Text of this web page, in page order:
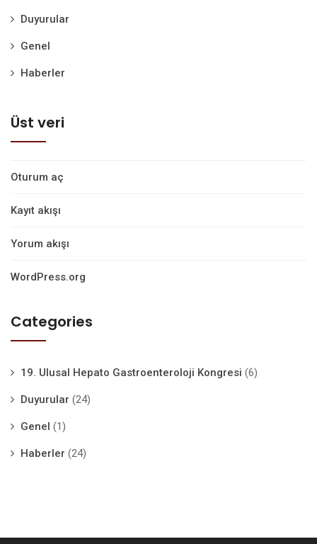
Duyurular
Genel
Haberler
Üst veri
Oturum aç
Kayıt akışı
Yorum akışı
WordPress.org
Categories
19. Ulusal Hepato Gastroenteroloji Kongresi (6)
Duyurular (24)
Genel (1)
Haberler (24)